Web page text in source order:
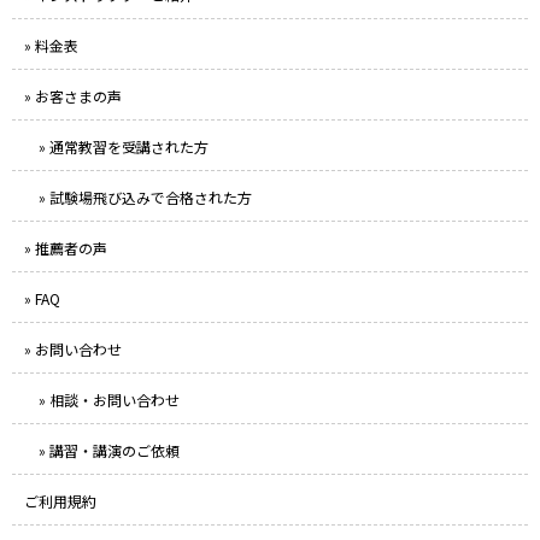
» 料金表
» お客さまの声
» 通常教習を受講された方
» 試験場飛び込みで合格された方
» 推薦者の声
» FAQ
» お問い合わせ
» 相談・お問い合わせ
» 講習・講演のご依頼
ご利用規約